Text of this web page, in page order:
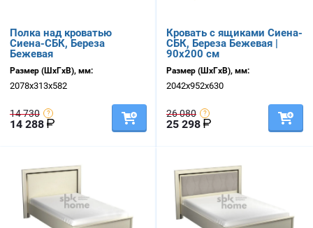
Полка над кроватью
Сиена-СБК, Береза
Бежевая
Размер (ШхГхВ), мм:
2078х313х582
14 730
14 288
Кровать с ящиками Сиена-
СБК, Береза Бежевая |
90х200 см
Размер (ШхГхВ), мм:
2042х952х630
26 080
25 298